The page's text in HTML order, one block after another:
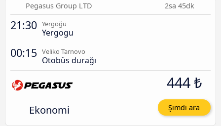
Pegasus Group LTD 2sa 45dk
21:30 Yergoğu
Yergogu
00:15 Veliko Tarnovo
Otobüs durağı
Ekonomi
444 ₺
Şimdi ara